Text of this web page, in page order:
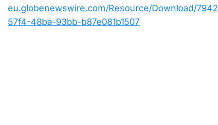
eu.globenewswire.com/Resource/Download/
57f4-48ba-93bb-b87e081b1507